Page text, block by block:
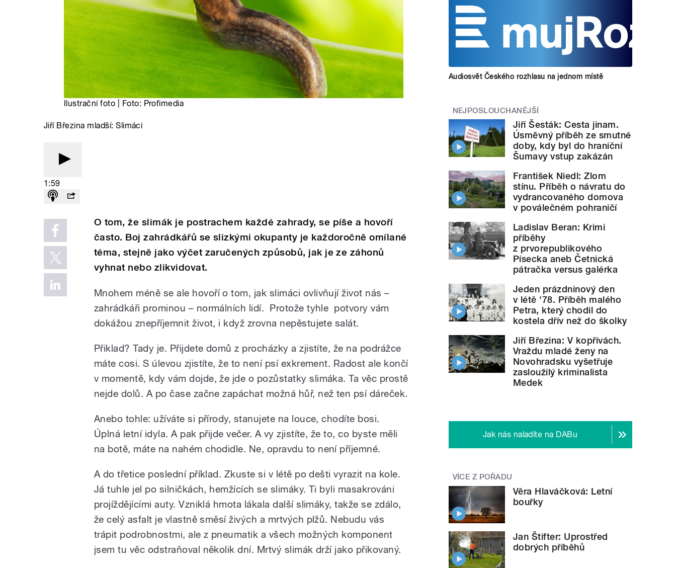
Ilustrační foto | Foto: Profimedia
Jiří Březina mladší: Slimáci
1:59
O tom, že slimák je postrachem každé zahrady, se píše a hovoří
často. Boj zahrádkářů se slizkými okupanty je každoročně omílané
téma, stejně jako výčet zaručených způsobů, jak je ze záhonů
vyhnat nebo zlikvidovat.
Mnohem méně se ale hovoří o tom, jak slimáci ovlivňují život nás –
zahrádkáři prominou – normálních lidí. Protože tyhle potvory vám
dokážou znepříjemnit život, i když zrovna nepěstujete salát.
Přiklad? Tady je. Přijdete domů z procházky a zjistíte, že na podrážce
máte cosi. S úlevou zjistíte, že to není psí exkrement. Radost ale končí
v momentě, kdy vám dojde, že jde o pozůstatky slimáka. Ta věc prostě
nejde dolů. A po čase začne zapáchat možná hůř, než ten psí dáreček.
Anebo tohle: užíváte si přírody, stanujete na louce, chodíte bosi.
Úplná letní idyla. A pak přijde večer. A vy zjistíte, že to, co byste měli
na botě, máte na nahém chodidle. Ne, opravdu to není příjemné.
A do třetice poslední příklad. Zkuste si v létě po dešti vyrazit na kole.
Já tuhle jel po silničkách, hemžících se slimáky. Ti byli masakrováni
projíždějícími auty. Vzniklá hmota lákala další slimáky, takže se zdálo,
že celý asfalt je vlastně směsí živých a mrtvých plžů. Nebudu vás
trápit podrobnostmi, ale z pneumatik a všech možných komponent
jsem tu věc odstraňoval několik dní. Mrtvý slimák drží jako přikovaný.
Audiosvět Českého rozhlasu na jednom místě
NEJPOSLOUCHANĚJŠÍ
Jiří Šesták: Cesta jinam.
Úsměvný příběh ze smutné
doby, kdy byl do hraniční
Šumavy vstup zakázán
František Niedl: Zlom
stínu. Příběh o návratu do
vydrancovaného domova
v poválečném pohraničí
Ladislav Beran: Krimi
příběhy
z prvorepublikového
Písecka aneb Četnická
pátračka versus galérka
Jeden prázdninový den
v létě '78. Příběh malého
Petra, který chodil do
kostela dřív než do školky
Jiří Březina: V kopřivách.
Vraždu mladé ženy na
Novohradsku vyšetřuje
zasloužilý kriminalista
Medek
Jak nás naladíte na DABu
VÍCE Z POŘADU
Věra Hlaváčková: Letní
bouřky
Jan Štifter: Uprostřed
dobrých příběhů